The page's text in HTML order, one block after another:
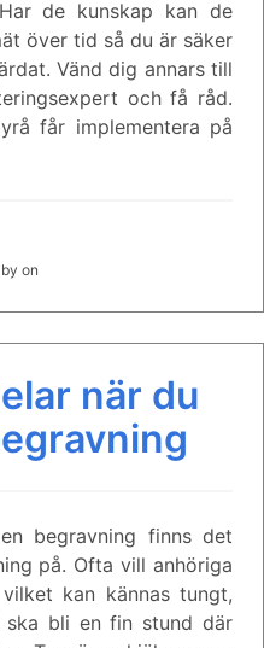
de kunskap kan de
över tid så du är säker
Vänd dig annars till
och få råd.
får implementera på
on
när du
begravning finns det
på. Ofta vill anhöriga
kan kännas tungt,
bli en fin stund där